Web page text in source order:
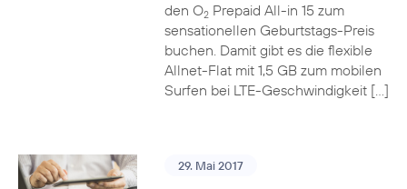
den O2Prepaid All-in 15 zum
sensationellen Geburtstags-Preis
buchen. Damit gibt es die flexible
Allnet-Flat mit 1,5 GB zum mobilen
Surfen bei LTE-Geschwindigkeit […]
29. Mai 2017